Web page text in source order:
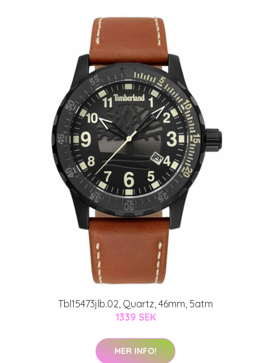
Tbl15473jlb.02, Quartz, 46mm, 5atm
1339 SEK
MER INFO!